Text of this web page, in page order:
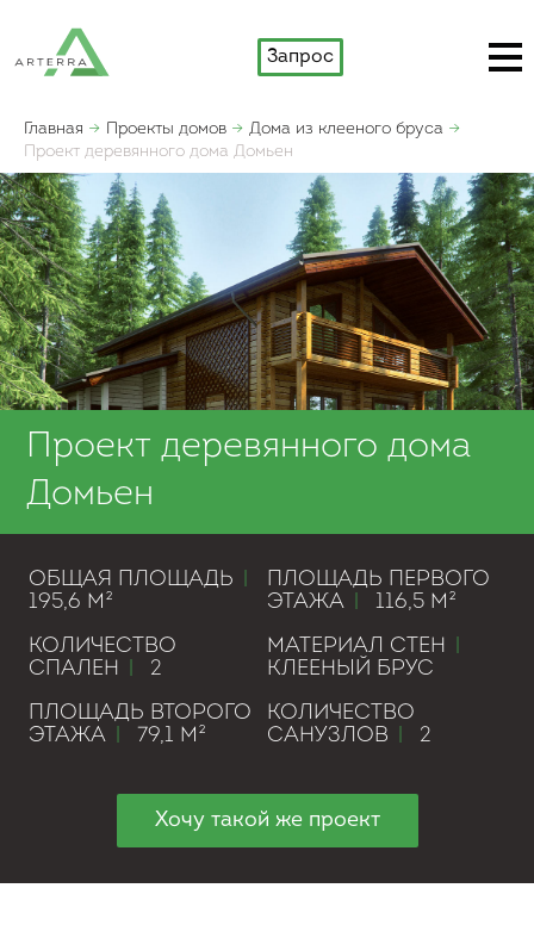
Запрос
Главная Проекты домов
Дома из клееного бруса
Проект деревянного дома Домьен
Проект деревянного дома
Домьен
ОБЩАЯ ПЛОЩАДЬ
195,6 М²
ПЛОЩАДЬ ПЕРВОГО
ЭТАЖА
116,5 М²
КОЛИЧЕСТВО
СПАЛЕН
2
МАТЕРИАЛ СТЕН
КЛЕЕНЫЙ БРУС
ПЛОЩАДЬ ВТОРОГО
ЭТАЖА
79,1 М²
КОЛИЧЕСТВО
САНУЗЛОВ
2
Хочу такой же проект